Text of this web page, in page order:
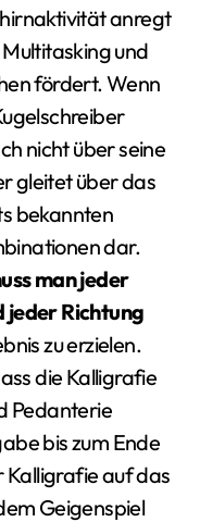
anregt
und
fördert. Wenn
nicht über seine
gleitet über das
bekannten
dar.
man jeder
jeder Richtung
zu erzielen.
die Kalligrafie
Pedanterie
bis zum Ende
Kalligrafie auf das
Geigenspiel